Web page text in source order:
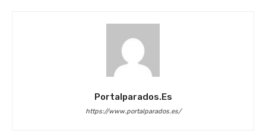
Portalparados.es
https://www.portalparados.es/